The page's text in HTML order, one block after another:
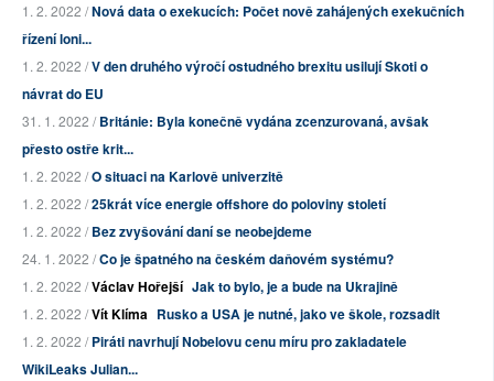
1. 2. 2022 /Nová data o exekucích: Počet nově zahájených exekučních
řízení loni...
1. 2. 2022 /V den druhého výročí ostudného brexitu usilují Skoti o
návrat do EU
31. 1. 2022 /Británie: Byla konečně vydána zcenzurovaná, avšak
přesto ostře krit...
1. 2. 2022 /O situaci na Karlově univerzitě
1. 2. 2022 /25krát více energie offshore do poloviny století
1. 2. 2022 /Bez zvyšování daní se neobejdeme
24. 1. 2022 /Co je špatného na českém daňovém systému?
1. 2. 2022 /Václav Hořejší Jak to bylo, je a bude na Ukrajině
1. 2. 2022 /Vít Klíma Rusko a USA je nutné, jako ve škole, rozsadit
1. 2. 2022 /Piráti navrhují Nobelovu cenu míru pro zakladatele
WikiLeaks Julian...